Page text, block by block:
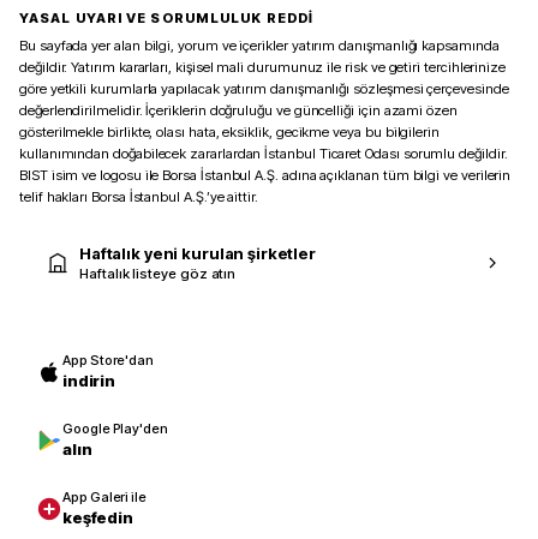
YASAL UYARI VE SORUMLULUK REDDİ
Bu sayfada yer alan bilgi, yorum ve içerikler yatırım danışmanlığı kapsamında
değildir. Yatırım kararları, kişisel mali durumunuz ile risk ve getiri tercihlerinize
göre yetkili kurumlarla yapılacak yatırım danışmanlığı sözleşmesi çerçevesinde
değerlendirilmelidir. İçeriklerin doğruluğu ve güncelliği için azami özen
gösterilmekle birlikte, olası hata, eksiklik, gecikme veya bu bilgilerin
kullanımından doğabilecek zararlardan İstanbul Ticaret Odası sorumlu değildir.
BIST isim ve logosu ile Borsa İstanbul A.Ş. adına açıklanan tüm bilgi ve verilerin
telif hakları Borsa İstanbul A.Ş.’ye aittir.
Haftalık yeni kurulan şirketler
Haftalık listeye göz atın
App Store'dan
indirin
Google Play'den
alın
App Galeri ile
keşfedin